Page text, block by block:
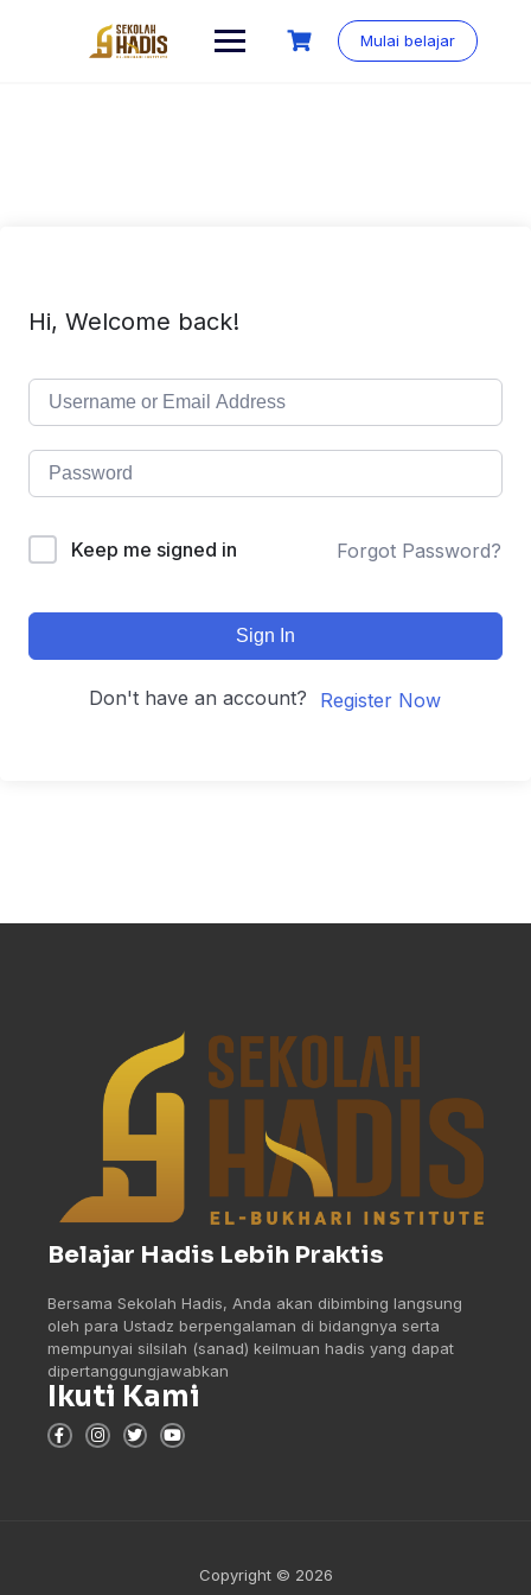
Mulai belajar
Hi, Welcome back!
Keep me signed in Forgot Password?
Sign In
Don't have an account? Register Now
Belajar Hadis Lebih Praktis
Bersama Sekolah Hadis, Anda akan dibimbing langsung
oleh para Ustadz berpengalaman di bidangnya serta
mempunyai silsilah (sanad) keilmuan hadis yang dapat
dipertanggungjawabkan
Ikuti Kami
Copyright © 2026